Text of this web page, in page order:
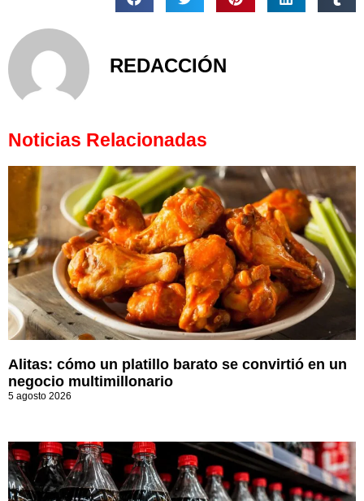
REDACCIÓN
Noticias Relacionadas
Alitas: cómo un platillo barato se convirtió en un
negocio multimillonario
5 agosto 2026